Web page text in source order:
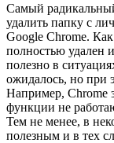
Самый
удалить папку с
Google Chrome.
полностью удален
полезно в
ожидалось, но при
Например, Chrome
функции не
Тем не менее, в
полезным и в тех